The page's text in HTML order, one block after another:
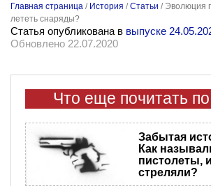
Главная страница / История /Статьи / Эволюция
лететь снаряды?
Статья опубликована в выпуске
Обновлено 22.07.2020
Что еще почитать
Забытая
Как
пистолеты,
стреляли?